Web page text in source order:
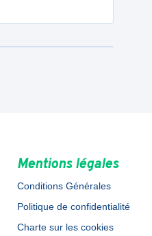
Mentions légales
Conditions Générales
Politique de confidentialité
Charte sur les cookies